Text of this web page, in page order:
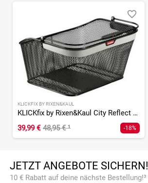
KLICKFIX BY RIXEN&KAUL
KLICKfix by Rixen&Kaul City Reflect GTA Gepäckträgerkorb - 2026
39,99 € 48,95 €¹ -18%
JETZT ANGEBOTE SICHERN!
10 € Rabatt auf deine nächste Bestellung!³